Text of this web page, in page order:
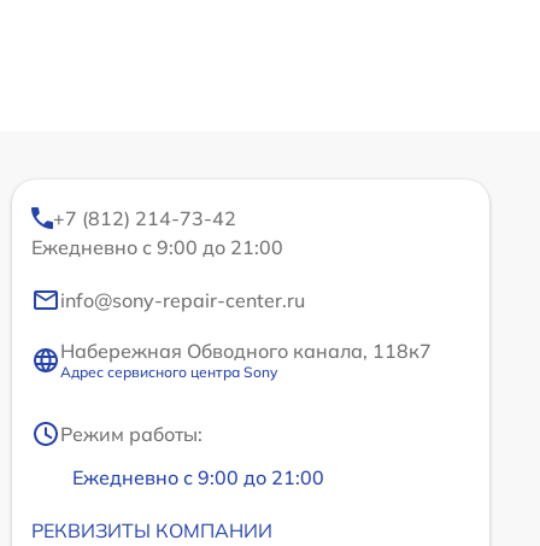
+7 (812) 214-73-42
Ежедневно с 9:00 до 21:00
info@sony-repair-center.ru
Набережная Обводного канала, 118к7
Адрес сервисного центра Sony
Режим работы:
Ежедневно с 9:00 до 21:00
РЕКВИЗИТЫ КОМПАНИИ